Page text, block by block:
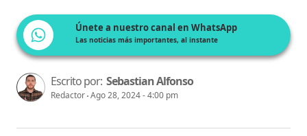
Únete a nuestro canal en WhatsApp
Las noticias más importantes, al instante
Escrito por: Sebastian Alfonso
Redactor Ago 28, 2024 - 4:00 pm